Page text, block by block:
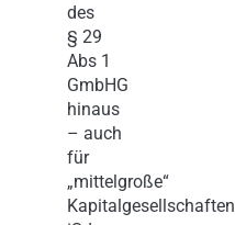
des
§ 29
Abs 1
GmbHG
hinaus
– auch
für
„mittelgroße“
Kapitalgesellschaften